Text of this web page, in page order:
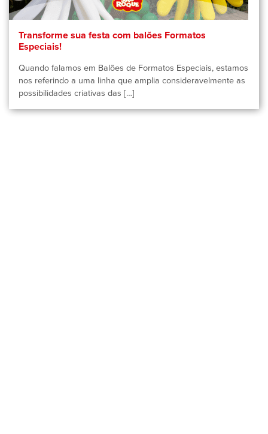
Transforme sua festa com balões Formatos
Especiais!
Quando falamos em Balões de Formatos Especiais, estamos
nos referindo a uma linha que amplia consideravelmente as
possibilidades criativas das […]